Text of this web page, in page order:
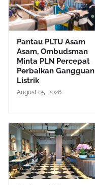
Pantau PLTU Asam
Asam, Ombudsman
Minta PLN Percepat
Perbaikan Gangguan
Listrik
August 05, 2026